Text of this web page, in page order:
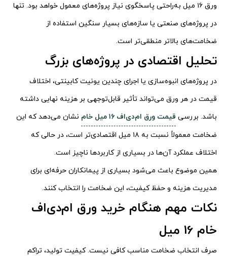
ورق ۱۶ میل به‌راحتی پاسخگوی نیاز پروژه‌های معمول خواهد بود. تنها
در پروژه‌های صنعتی یا سازه‌های بسیار سنگین استفاده از
ضخامت‌های بالاتر منطقی‌تر است.
تحلیل اقتصادی در پروژه‌های بزرگ
در پروژه‌های انبوه‌سازی یا اجرای چندین یونیت کابینتی، اختلاف
قیمت در هر ورق می‌تواند تأثیر قابل‌توجهی بر هزینه نهایی داشته
باشد. بررسی قیمت ورق ام‌دی‌اف ۱۶ میل خام
نشان می‌دهد که این
ضخامت معمولاً نسبت به ۱۸ میل اقتصادی‌تر است، در حالی که
اختلاف عملکرد آن‌ها در بسیاری از کاربردها ناچیز است.
همین موضوع باعث می‌شود بسیاری از پیمانکاران حرفه‌ای برای
مدیریت هزینه و حفظ کیفیت، این ضخامت را انتخاب کنند.
نکات مهم هنگام خرید ورق ام‌دی‌اف
خام 16 میل
صرف انتخاب ضخامت مناسب کافی نیست. کیفیت تولید، تراکم